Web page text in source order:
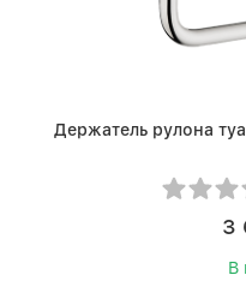
Держатель рулона
3
В